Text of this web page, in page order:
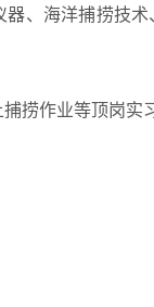
、海洋捕捞技
捞作业等顶岗实习